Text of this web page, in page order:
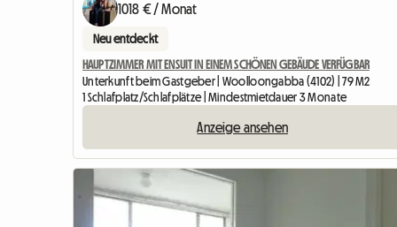
1018 € / Monat
Neu entdeckt
HAUPTZIMMER MIT ENSUIT IN EINEM SCHÖNEN GEBÄUDE VERFÜGBAR
Unterkunft beim Gastgeber | Woolloongabba (4102) | 79 M2
1 Schlafplatz/Schlafplätze | Mindestmietdauer 3 Monate
Anzeige ansehen